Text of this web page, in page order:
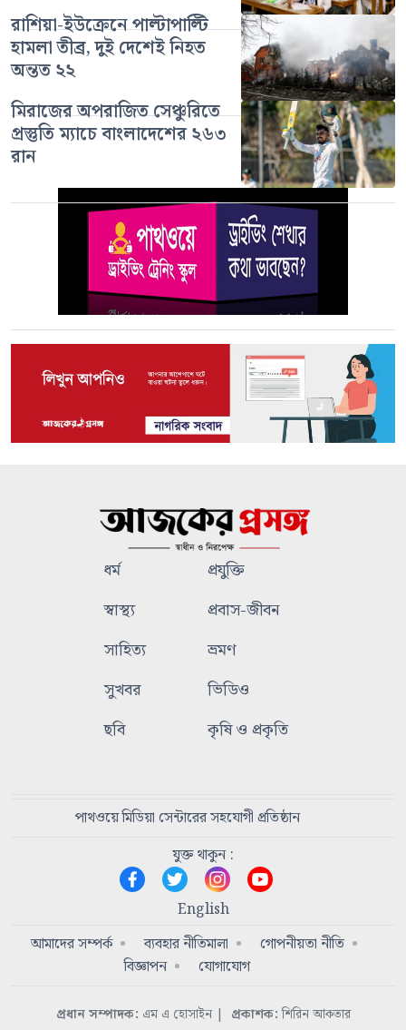
রাশিয়া-ইউক্রেনে পাল্টাপাল্টি
হামলা তীব্র, দুই দেশেই নিহত
অন্তত ২২
মিরাজের অপরাজিত সেঞ্চুরিতে
প্রস্তুতি ম্যাচে বাংলাদেশের ২৬৩
রান
ধর্ম
প্রযুক্তি
স্বাস্থ্য
প্রবাস-জীবন
সাহিত্য
ভ্রমণ
সুখবর
ভিডিও
ছবি
কৃষি ও প্রকৃতি
পাথওয়ে মিডিয়া সেন্টারের সহযোগী প্রতিষ্ঠান
যুক্ত থাকুন :
English
আমাদের সম্পর্ক
ব্যবহার নীতিমালা
গোপনীয়তা নীতি
বিজ্ঞাপন
যোগাযোগ
প্রধান সম্পাদক: এম এ হোসাইন | প্রকাশক:শিরিন আকতার